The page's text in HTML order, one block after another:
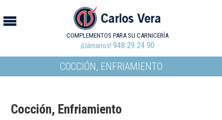
COMPLEMENTOS PARA SU CARNICERÍA
¡Llámanos! 948 29 24 90
COCCIÓN, ENFRIAMIENTO
Cocción, Enfriamiento